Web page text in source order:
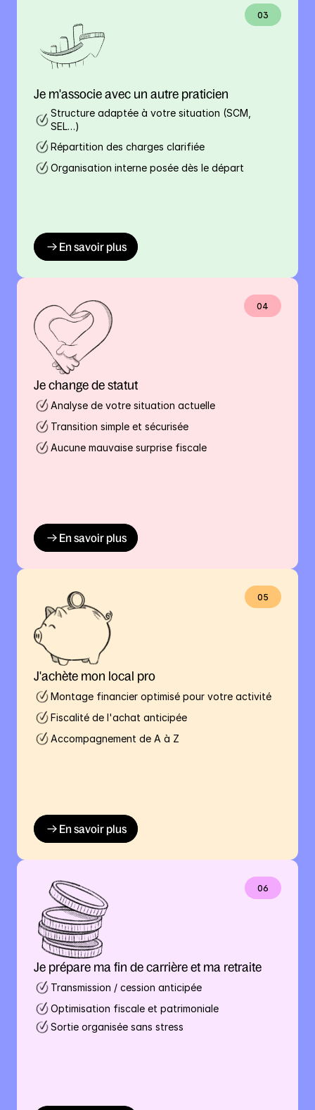
03
Je m'associe avec un autre praticien
Structure adaptée à votre situation (SCM,
SEL…)
Répartition des charges clarifiée
Organisation interne posée dès le départ
En savoir plus
04
Je change de statut
Analyse de votre situation actuelle
Transition simple et sécurisée
Aucune mauvaise surprise fiscale
En savoir plus
05
J'achète mon local pro
Montage financier optimisé pour votre activité
Fiscalité de l'achat anticipée
Accompagnement de A à Z
En savoir plus
06
Je prépare ma fin de carrière et ma retraite
Transmission / cession anticipée
Optimisation fiscale et patrimoniale
Sortie organisée sans stress